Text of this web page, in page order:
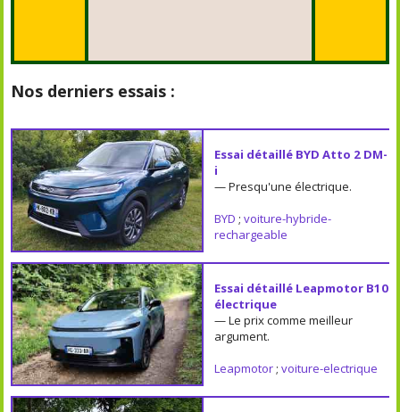
Nos derniers essais :
Essai détaillé BYD Atto 2 DM-
i
— Presqu'une électrique.
BYD ; voiture-hybride-
rechargeable
Essai détaillé Leapmotor B10
électrique
— Le prix comme meilleur
argument.
Leapmotor; voiture-electrique